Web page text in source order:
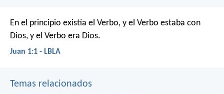
En el principio existía el Verbo, y el Verbo estaba con
Dios, y el Verbo era Dios.
Juan 1:1 - LBLA
Temas relacionados